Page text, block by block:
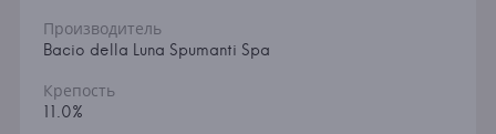
Производитель
Bacio della Luna Spumanti Spa
Крепость
11.0%